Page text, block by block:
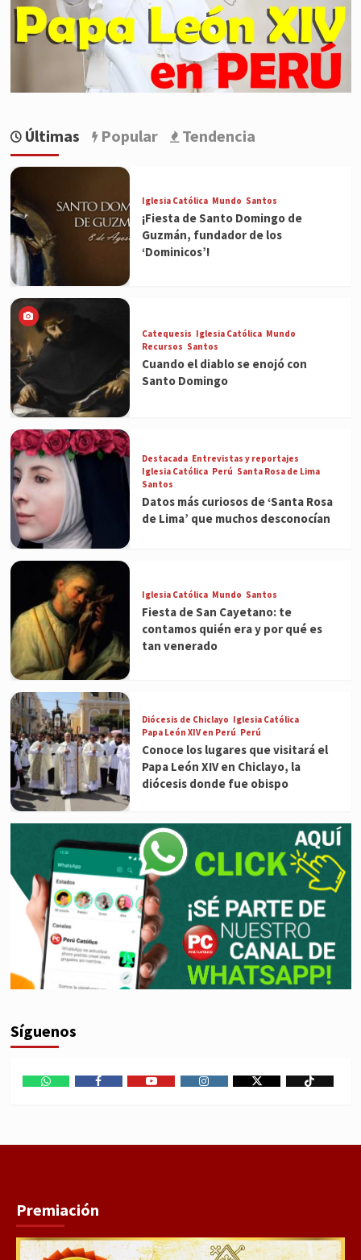
Últimas Popular Tendencia
Iglesia Católica Mundo Santos
¡Fiesta de Santo Domingo de
Guzmán, fundador de los
‘Dominicos’!
Catequesis Iglesia Católica Mundo
Recursos Santos
Cuando el diablo se enojó con
Santo Domingo
Destacada Entrevistas y reportajes
Iglesia Católica Perú Santa Rosa de Lima
Santos
Datos más curiosos de ‘Santa Rosa
de Lima’ que muchos desconocían
Iglesia Católica Mundo Santos
Fiesta de San Cayetano: te
contamos quién era y por qué es
tan venerado
Diócesis de Chiclayo Iglesia Católica
Papa León XIV en Perú Perú
Conoce los lugares que visitará el
Papa León XIV en Chiclayo, la
diócesis donde fue obispo
Síguenos
Premiación